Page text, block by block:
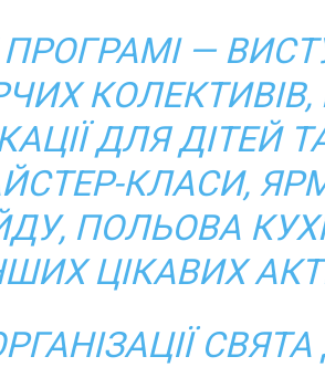
ПРОГРАМІ —
КОЛЕКТИВІВ,
ДЛЯ ДІТЕЙ
КЛАСИ,
ПОЛЬОВА
ЦІКАВИХ